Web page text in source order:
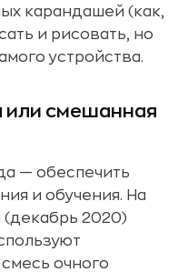
карандашей (как,
и рисовать, но
устройства.
или смешанная
— обеспечить
и обучения. На
(декабрь 2020)
очного